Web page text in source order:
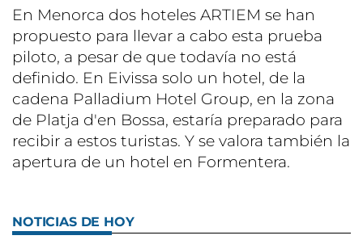
En Menorca dos hoteles ARTIEM se han
propuesto para llevar a cabo esta prueba
piloto, a pesar de que todavía no está
definido. En Eivissa solo un hotel, de la
cadena Palladium Hotel Group, en la zona
de Platja d'en Bossa, estaría preparado para
recibir a estos turistas. Y se valora también la
apertura de un hotel en Formentera.
NOTICIAS DE HOY